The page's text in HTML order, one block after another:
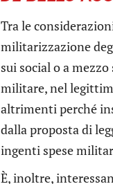
Tra le
militarizzazione
sui social o a
militare, nel
altrimenti perché
dalla proposta di
ingenti spese
È, inoltre,